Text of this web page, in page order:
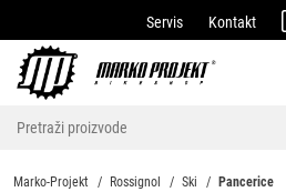
Servis Kontakt
Marko-Projekt Rossignol Ski Pancerice